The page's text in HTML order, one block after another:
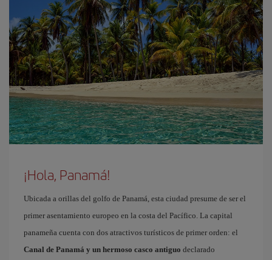
¡Hola, Panamá!
Ubicada a orillas del golfo de Panamá, esta ciudad presume de ser el
primer asentamiento europeo en la costa del Pacífico. La capital
panameña cuenta con dos atractivos turísticos de primer orden: el
Canal de Panamá y un hermoso casco antiguo declarado